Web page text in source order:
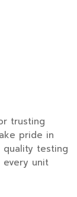
trusting
pride in
testing
every unit